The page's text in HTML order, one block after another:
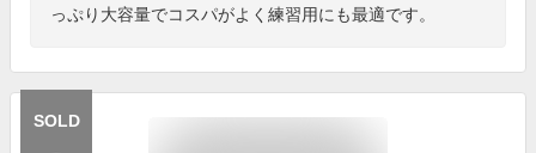
っぷり大容量でコスパがよく練習用にも最適です。
SOLD